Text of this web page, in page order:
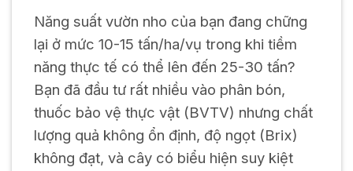
Năng suất vườn nho của bạn đang chững
lại ở mức 10-15 tấn/ha/vụ trong khi tiềm
năng thực tế có thể lên đến 25-30 tấn?
Bạn đã đầu tư rất nhiều vào phân bón,
thuốc bảo vệ thực vật (BVTV) nhưng chất
lượng quả không ổn định, độ ngọt (Brix)
không đạt, và cây có biểu hiện suy kiệt